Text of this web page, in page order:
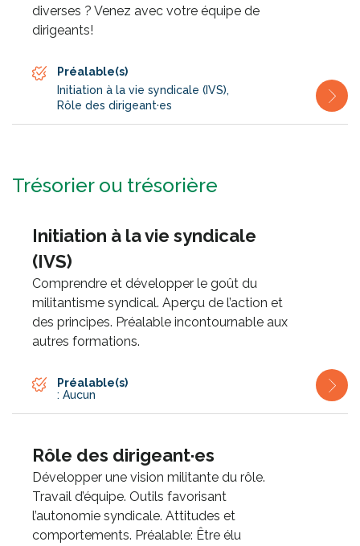
diverses ? Venez avec votre équipe de
dirigeants!
Préalable(s)
Initiation à la vie syndicale (IVS),
Rôle des dirigeant·es
Trésorier ou trésorière
Initiation à la vie syndicale
(IVS)
Comprendre et développer le goût du
militantisme syndical. Aperçu de l’action et
des principes. Préalable incontournable aux
autres formations.
Préalable(s)
: Aucun
Rôle des dirigeant·es
Développer une vision militante du rôle.
Travail d’équipe. Outils favorisant
l’autonomie syndicale. Attitudes et
comportements. Préalable: Être élu